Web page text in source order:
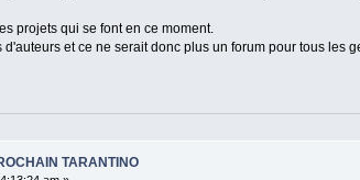
projets qui se font en ce moment.
et ce ne serait donc plus un forum pour tous les
TARANTINO